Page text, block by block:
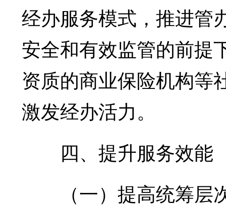
经办服务模式，推进管
安全和有效监管的前提
资质的商业保险机构等
激发经办活力。
四、提升服务效能
（一）提高统筹层